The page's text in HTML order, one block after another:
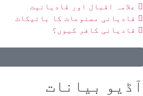
علامہ اقبال اور قادیانیت
قادیانی مصنوعات کا بائیکاٹ
قادیانی کافر کیوں؟
آڈیو بیانات